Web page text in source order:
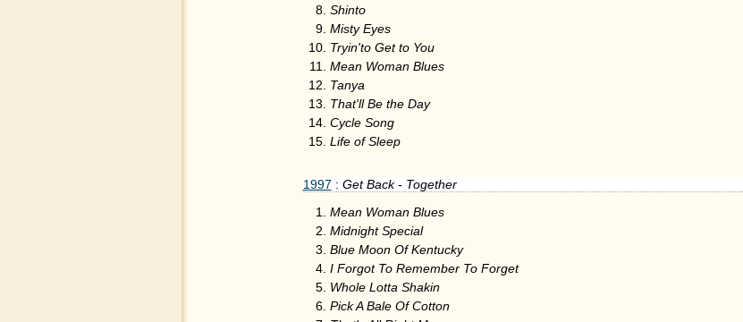
Shinto
Misty Eyes
Tryin'to Get to You
Mean Woman Blues
Tanya
That'll Be the Day
Cycle Song
Life of Sleep
1997 : Get Back - Together
Mean Woman Blues
Midnight Special
Blue Moon Of Kentucky
I Forgot To Remember To Forget
Whole Lotta Shakin
Pick A Bale Of Cotton